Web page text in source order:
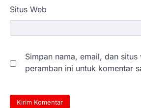
Situs Web
Simpan nama, email, dan
peramban ini untuk komentar